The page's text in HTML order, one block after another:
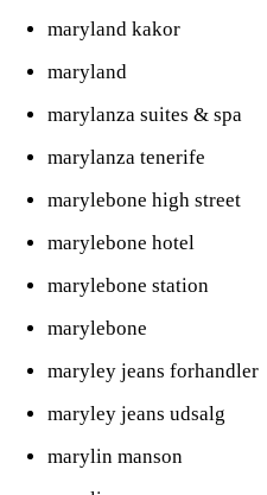
maryland kakor
maryland
marylanza suites & spa
marylanza tenerife
marylebone high street
marylebone hotel
marylebone station
marylebone
maryley jeans forhandler
maryley jeans udsalg
marylin manson